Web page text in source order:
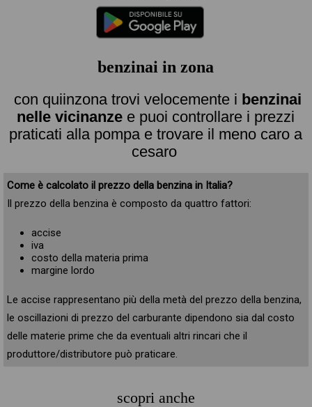
benzinai in zona
con quiinzona trovi velocemente i benzinai
nelle vicinanze e puoi controllare i prezzi
praticati alla pompa e trovare il meno caro a
cesaro
Come è calcolato il prezzo della benzina in Italia?
Il prezzo della benzina è composto da quattro fattori:
accise
iva
costo della materia prima
margine lordo
Le accise rappresentano più della metà del prezzo della benzina,
le oscillazioni di prezzo del carburante dipendono sia dal costo
delle materie prime che da eventuali altri rincari che il
produttore/distributore può praticare.
scopri anche